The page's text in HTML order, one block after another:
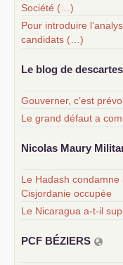
Société (…)
Pour introduire
candidats (…)
Le blog de descartes
Gouverner, c’est
Le grand défaut a
Nicolas Maury
Le Hadash
Cisjordanie occupée
Le Nicaragua a-t-il
PCF BÉZIERS